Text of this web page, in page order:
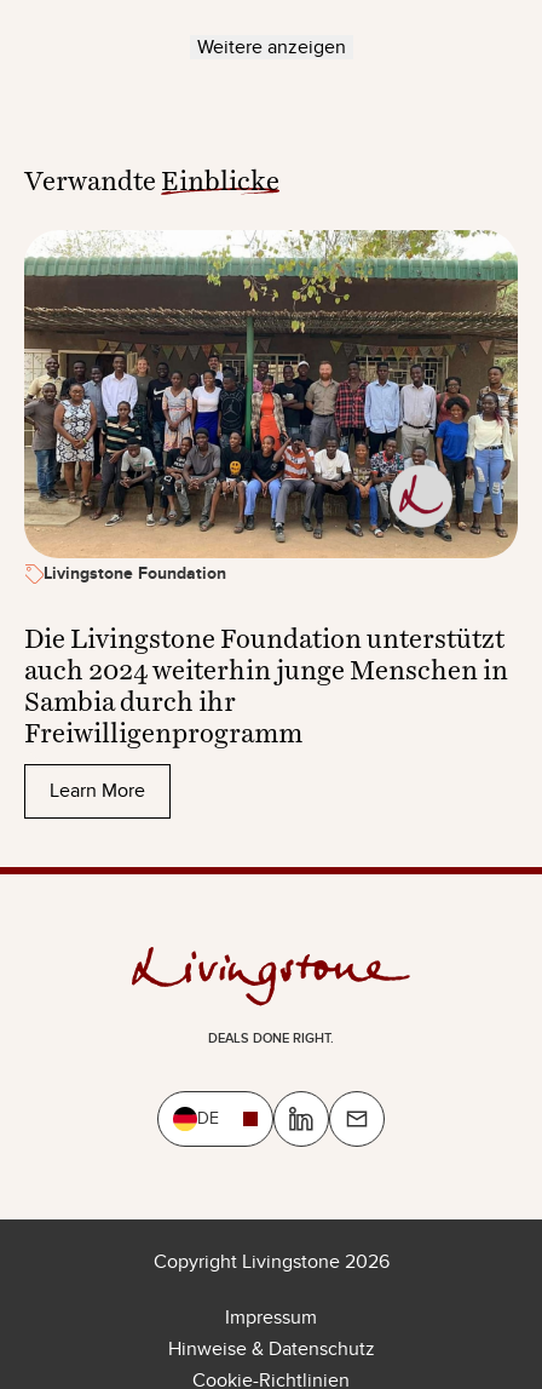
Weitere anzeigen
Verwandte Einblicke
Livingstone Foundation
Die Livingstone Foundation unterstützt
auch 2024 weiterhin junge Menschen in
Sambia durch ihr
Freiwilligenprogramm
Learn More
DEALS DONE RIGHT.
DE
Copyright Livingstone 2026
Impressum
Hinweise & Datenschutz
Cookie-Richtlinien